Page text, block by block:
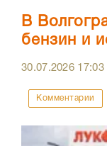
В
бензин и
30.07.2026 17:03
Комментарии